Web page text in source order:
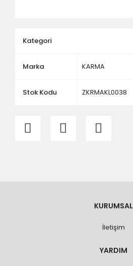
Kategori
Marka KARMA
Stok Kodu ZKRMAKL0038
KURUMSAL
İletişim
YARDIM